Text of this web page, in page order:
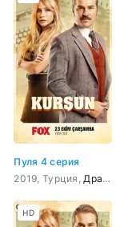
Пуля 4 серия
2019, Турция, Драма
HD